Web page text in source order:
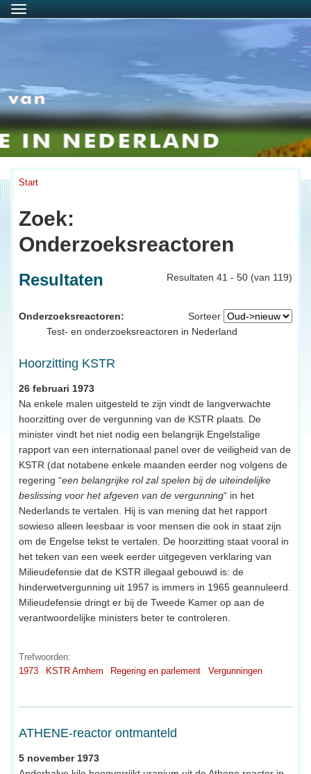
Menu
Start
Zoek:
Onderzoeksreactoren
Resultaten 41 - 50 (van 119)
Resultaten
Sorteer
Onderzoeksreactoren:
Test- en onderzoeksreactoren in Nederland
Hoorzitting KSTR
26 februari 1973
Na enkele malen uitgesteld te zijn vindt de langverwachte
hoorzitting over de vergunning van de KSTR plaats. De
minister vindt het niet nodig een belangrijk Engelstalige
rapport van een internationaal panel over de veiligheid van de
KSTR (dat notabene enkele maanden eerder nog volgens de
regering “een belangrijke rol zal spelen bij de uiteindelijke
beslissing voor het afgeven van de vergunning“ in het
Nederlands te vertalen. Hij is van mening dat het rapport
sowieso alleen leesbaar is voor mensen die ook in staat zijn
om de Engelse tekst te vertalen. De hoorzitting staat vooral in
het teken van een week eerder uitgegeven verklaring van
Milieudefensie dat de KSTR illegaal gebouwd is: de
hinderwetvergunning uit 1957 is immers in 1965 geannuleerd.
Milieudefensie dringt er bij de Tweede Kamer op aan de
verantwoordelijke ministers beter te controleren.
Trefwoorden:
1973
KSTR Arnhem Regering en parlement Vergunningen
ATHENE-reactor ontmanteld
5 november 1973